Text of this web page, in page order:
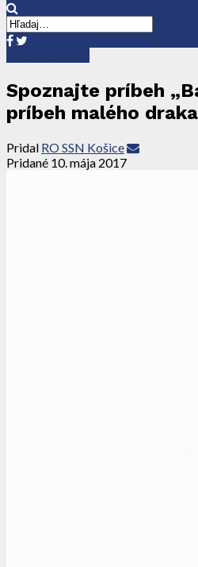
Spoznajte príbeh
príbeh malého draka
Pridal RO SSN Košice
Pridané 10. mája 2017